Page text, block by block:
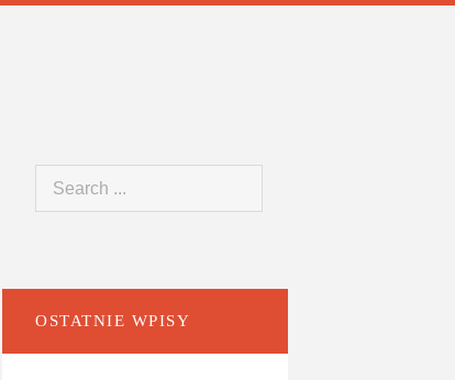
OSTATNIE WPISY